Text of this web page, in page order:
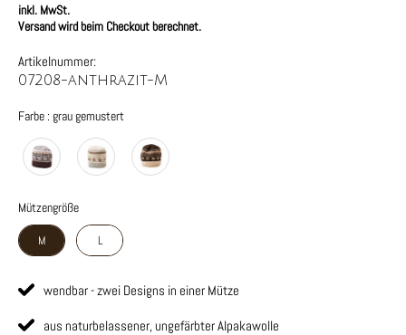
inkl. MwSt.
Versand wird beim Checkout berechnet.
Artikelnummer:
07208-anthrazit-M
Farbe : grau gemustertFarbe
MützengrößeMützengröße
M L
wendbar - zwei Designs in einer Mütze
aus naturbelassener, ungefärbter Alpakawolle